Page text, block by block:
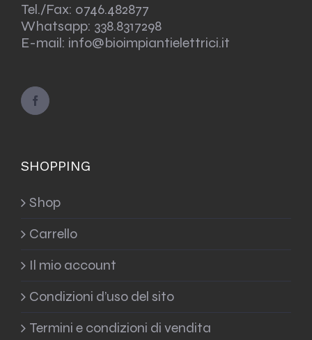
Tel./Fax: 0746.482877
Whatsapp: 338.8317298
E-mail: info@bioimpiantielettrici.it
SHOPPING
Shop
Carrello
Il mio account
Condizioni d’uso del sito
Termini e condizioni di vendita